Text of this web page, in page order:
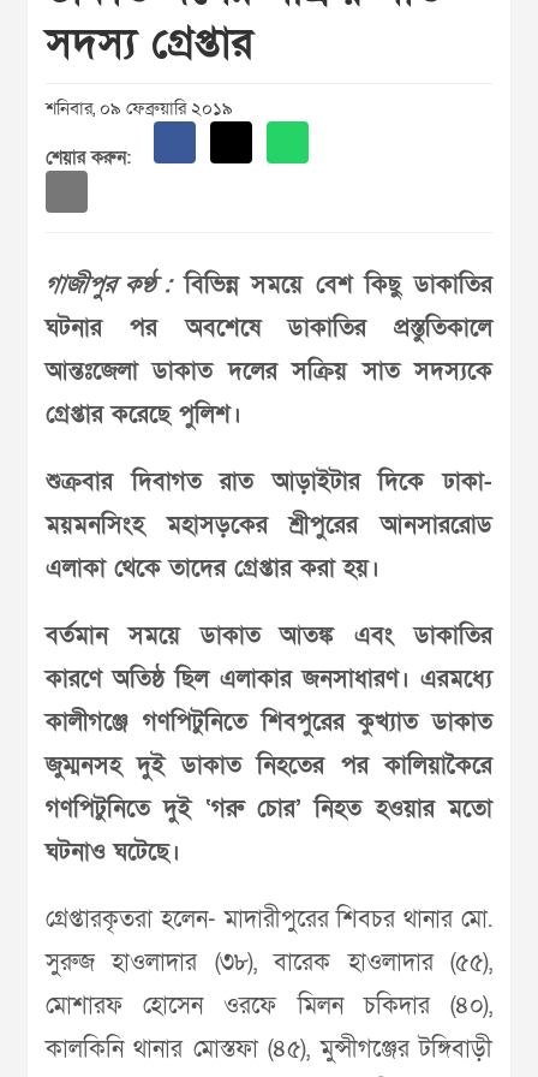
সদস্য গ্রেপ্তার
শনিবার, ০৯ ফেব্রুয়ারি ২০১৯
শেয়ার করুন:
গাজীপুর কণ্ঠ :বিভিন্ন সময়ে বেশ কিছু ডাকাতির
ঘটনার পর অবশেষে ডাকাতির প্রস্তুতিকালে
আন্তঃজেলা ডাকাত দলের সক্রিয় সাত সদস্যকে
গ্রেপ্তার করেছে পুলিশ।
শুক্রবার দিবাগত রাত আড়াইটার দিকে ঢাকা-
ময়মনসিংহ মহাসড়কের শ্রীপুরের আনসাররোড
এলাকা থেকে তাদের গ্রেপ্তার করা হয়।
বর্তমান সময়ে ডাকাত আতঙ্ক এবং ডাকাতির
কারণে অতিষ্ঠ ছিল এলাকার জনসাধারণ। এরমধ্যে
কালীগঞ্জে গণপিটুনিতে শিবপুরের কুখ্যাত ডাকাত
জুম্মনসহ দুই ডাকাত নিহতের পর কালিয়াকৈরে
গণপিটুনিতে দুই ‘গরু চোর’ নিহত হওয়ার মতো
ঘটনাও ঘটেছে।
গ্রেপ্তারকৃতরা হলেন- মাদারীপুরের শিবচর থানার মো.
সুরুজ হাওলাদার (৩৮), বারেক হাওলাদার (৫৫),
মোশারফ হোসেন ওরফে মিলন চকিদার (৪০),
কালকিনি থানার মোস্তফা (৪৫), মুন্সীগঞ্জের টঙ্গিবাড়ী